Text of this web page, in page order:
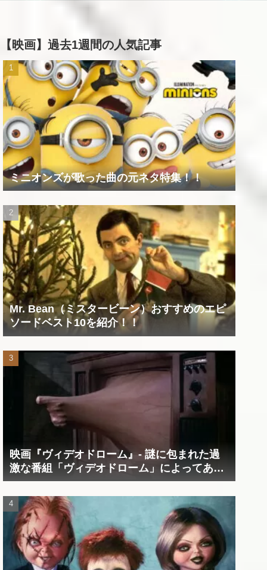
【映画】過去1週間の人気記事
ミニオンズが歌った曲の元ネタ特集！！
Mr. Bean（ミスタービーン）おすすめのエピ
ソードベスト10を紹介！！
映画『ヴィデオドローム』‐ 謎に包まれた過
激な番組「ヴィデオドローム」によってあな
たの精神は蝕まれる！